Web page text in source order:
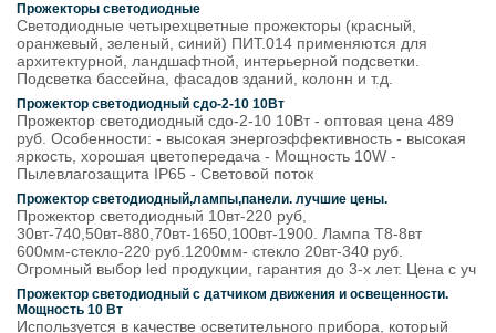
Прожекторы светодиодные
Светодиодные четырехцветные прожекторы (красный,
оранжевый, зеленый, синий) ПИТ.014 применяются для
архитектурной, ландшафтной, интерьерной подсветки.
Подсветка бассейна, фасадов зданий, колонн и т.д.
Прожектор светодиодный сдо-2-10 10Вт
Прожектор светодиодный сдо-2-10 10Вт - оптовая цена 489
руб. Особенности: - высокая энергоэффективность - высокая
яркость, хорошая цветопередача - Мощность 10W -
Пылевлагозащита IP65 - Световой поток
Прожектор светодиодный,лампы,панели. лучшие цены.
Прожектор светодиодный 10вт-220 руб,
30вт-740,50вт-880,70вт-1650,100вт-1900. Лампа Т8-8вт
600мм-стекло-220 руб.1200мм- стекло 20вт-340 руб.
Огромный выбор led продукции, гарантия до 3-х лет. Цена с уч
Прожектор светодиодный с датчиком движения и освещенности.
Мощность 10 Вт
Используется в качестве осветительного прибора, который